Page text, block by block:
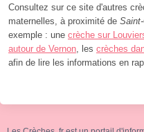
Consultez sur ce site d'autres
maternelles, à proximité de
exemple : une crèche sur
autour de Vernon , les crèches
afin de lire les informations en